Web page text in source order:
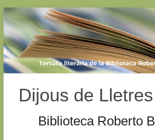
Dijous de
Biblioteca Roberto